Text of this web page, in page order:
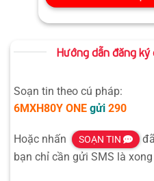
Hướng dẫn đăng ký
Soạn tin theo cú pháp:
6MXH80Y ONE gửi 290
Hoặc nhấn SOẠN TIN
bạn chỉ cần gửi SMS là xong